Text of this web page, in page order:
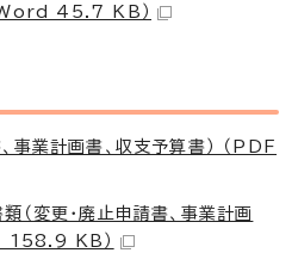
Word 45.7 KB）
事業計画書、収支予算書） （PDF
（変更・廃止申請書、事業計画
158.9 KB）